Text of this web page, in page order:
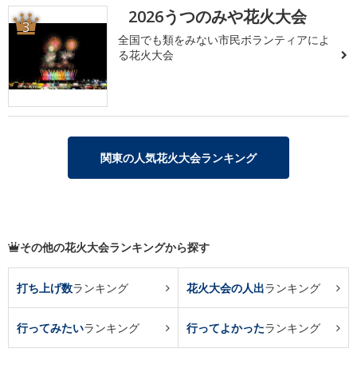
3 2026うつのみや花火大会
全国でも類をみない市民ボランティアによ
る花火大会
関東の人気花火大会ランキング
その他の花火大会ランキングから探す
打ち上げ数ランキング 花火大会の人出ランキング
行ってみたいランキング 行ってよかったランキング